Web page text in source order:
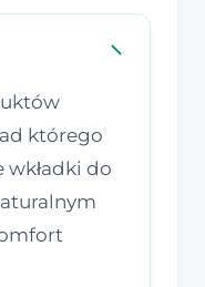
którego
do